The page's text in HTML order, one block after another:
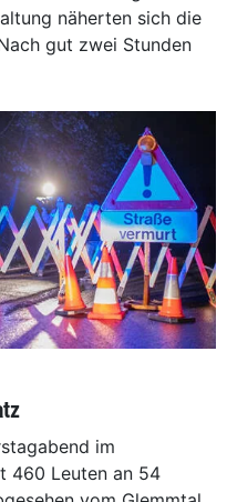
näherten sich die
gut zwei Stunden
im
460 Leuten an 54